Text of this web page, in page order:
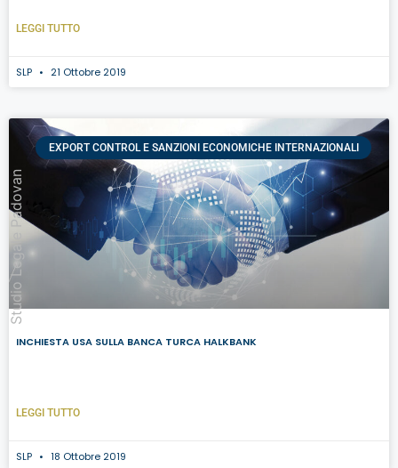
Studio Legale Padovan
LEGGI TUTTO
SLP 21 Ottobre 2019
EXPORT CONTROL E SANZIONI ECONOMICHE INTERNAZIONALI
INCHIESTA USA SULLA BANCA TURCA HALKBANK
LEGGI TUTTO
SLP 18 Ottobre 2019